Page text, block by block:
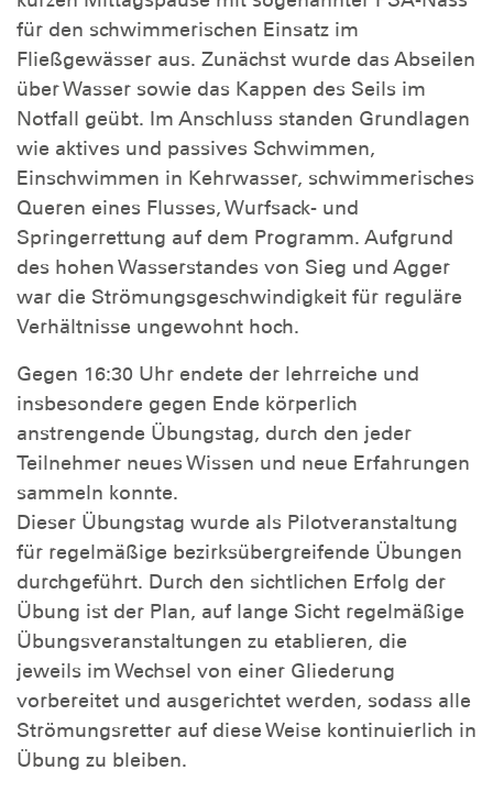
für den schwimmerischen Einsatz im
Fließgewässer aus. Zunächst wurde das Abseilen
über Wasser sowie das Kappen des Seils im
Notfall geübt. Im Anschluss standen Grundlagen
wie aktives und passives Schwimmen,
Einschwimmen in Kehrwasser, schwimmerisches
Queren eines Flusses, Wurfsack- und
Springerrettung auf dem Programm. Aufgrund
des hohen Wasserstandes von Sieg und Agger
war die Strömungsgeschwindigkeit für reguläre
Verhältnisse ungewohnt hoch.
Gegen 16:30 Uhr endete der lehrreiche und
insbesondere gegen Ende körperlich
anstrengende Übungstag, durch den jeder
Teilnehmer neues Wissen und neue Erfahrungen
sammeln konnte.
Dieser Übungstag wurde als Pilotveranstaltung
für regelmäßige bezirksübergreifende Übungen
durchgeführt. Durch den sichtlichen Erfolg der
Übung ist der Plan, auf lange Sicht regelmäßige
Übungsveranstaltungen zu etablieren, die
jeweils im Wechsel von einer Gliederung
vorbereitet und ausgerichtet werden, sodass alle
Strömungsretter auf diese Weise kontinuierlich in
Übung zu bleiben.